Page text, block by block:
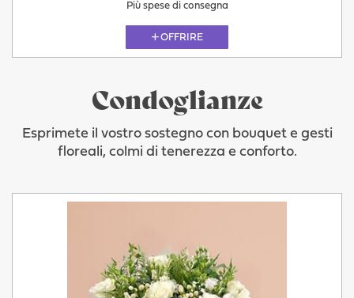
Più spese di consegna
OFFRIRE
Condoglianze
Esprimete il vostro sostegno con bouquet e gesti
floreali, colmi di tenerezza e conforto.